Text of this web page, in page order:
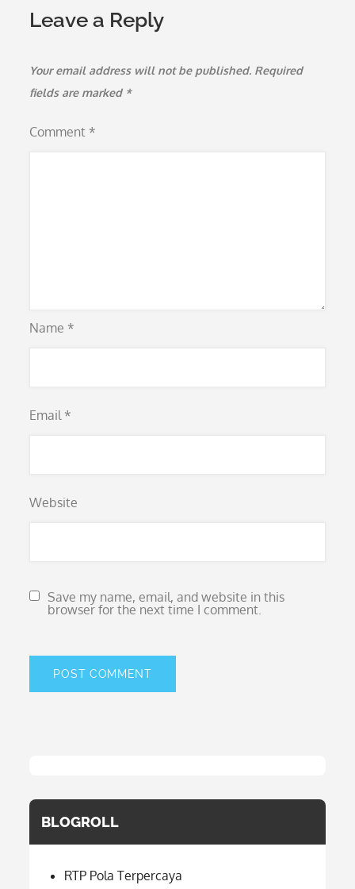
Leave a Reply
Your email address will not be published. Required
fields are marked *
Comment *
Name *
Email *
Website
Save my name, email, and website in this
browser for the next time I comment.
BLOGROLL
RTP Pola Terpercaya